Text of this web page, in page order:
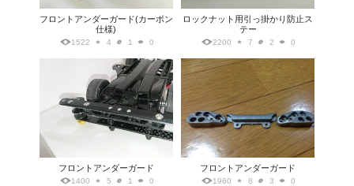
フロントアンダーガード(カーボン
仕様)
1522 4 1 0
ロックナット用引っ掛かり防止ス
テー
2200 7 2 0
フロントアンダーガード
1400 5 1 0
フロントアンダーガード
1960 8 3 0